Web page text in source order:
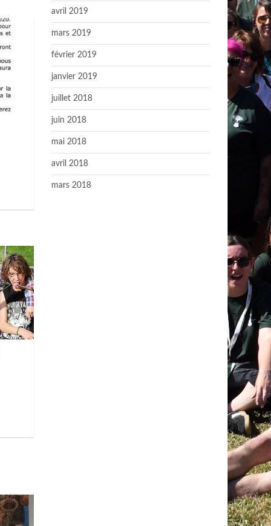
avril 2019
mars 2019
février 2019
janvier 2019
juillet 2018
juin 2018
mai 2018
avril 2018
mars 2018